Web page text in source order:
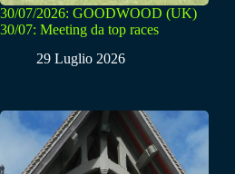
30/07/2026: GOODWOOD (UK)
30/07: Meeting da top races
29 Luglio 2026